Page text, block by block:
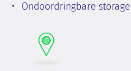
Ondoordringbare storage